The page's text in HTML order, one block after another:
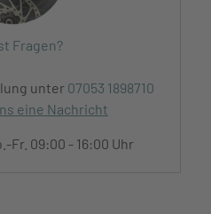
Fragen?
unter 07053 1898710
eine Nachricht
Fr. 09:00 - 16:00 Uhr